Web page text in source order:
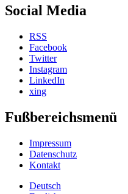
Social Media
RSS
Facebook
Twitter
Instagram
LinkedIn
xing
Fußbereichsmenü
Impressum
Datenschutz
Kontakt
Deutsch